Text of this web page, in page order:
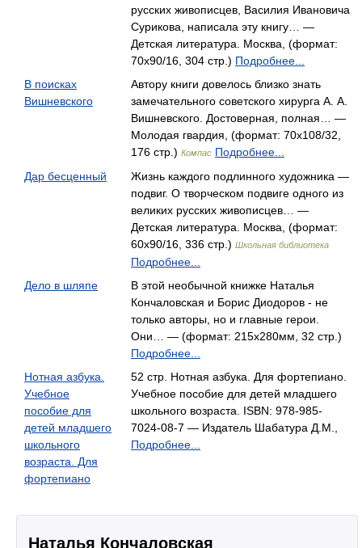
русских живописцев, Василия Ивановича
Сурикова, написала эту книгу… —
Детская литература. Москва, (формат:
70x90/16, 304 стр.) Подробнее...
В поисках
Вишневского
Автору книги довелось близко знать
замечательного советского хирурга А. А.
Вишневского. Достоверная, полная… —
Молодая гвардия, (формат: 70x108/32,
176 стр.) Компас Подробнее...
Дар бесценный
Жизнь каждого подлинного художника —
подвиг. О творческом подвиге одного из
великих русских живописцев… —
Детская литература. Москва, (формат:
60x90/16, 336 стр.) Школьная библиотека
Подробнее...
Дело в шляпе
В этой необычной книжке Наталья
Кончаловская и Борис Диодоров - не
только авторы, но и главные герои.
Они… — (формат: 215x280мм, 32 стр.)
Подробнее...
Нотная азбука.
Учебное
пособие для
детей младшего
школьного
возраста. Для
фортепиано
52 стр. Нотная азбука. Для фортепиано.
Учебное пособие для детей младшего
школьного возраста. ISBN: 978-985-
7024-08-7 — Издатель Шабатура Д.М.,
Подробнее...
Наталья Кончаловская